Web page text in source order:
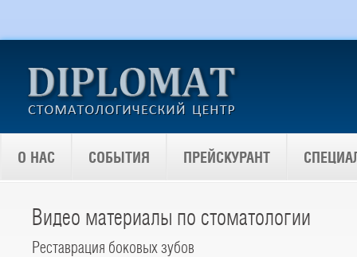
О НАС СОБЫТИЯ ПРЕЙСКУРАНТ
Видео материалы по стоматологии
Реставрация боковых зубов